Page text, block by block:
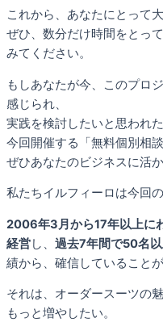
これから、あなたにとって
ぜひ、数分だけ時間をとっ
みてください。
もしあなたが今、このプロ
感じられ、
実践を検討したいと思われた
今回開催する「無料個別相
ぜひあなたのビジネスに活
私たちイルフィーロは今回
2006年3月から17年以上に
経営し、 過去7年間で50名
績から、確信していることが
それは、オーダースーツの
もっと増やしたい。